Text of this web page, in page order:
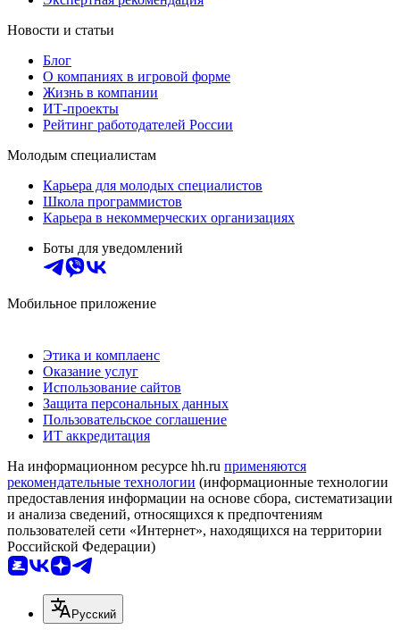
Новости и статьи
Блог
О компаниях в игровой форме
Жизнь в компании
ИТ-проекты
Рейтинг работодателей России
Молодым специалистам
Карьера для молодых специалистов
Школа программистов
Карьера в некоммерческих организациях
Боты для уведомлений
Мобильное приложение
Этика и комплаенс
Оказание услуг
Использование сайтов
Защита персональных данных
Пользовательское соглашение
ИТ аккредитация
На информационном ресурсе hh.ru применяются
рекомендательные технологии (информационные технологии
предоставления информации на основе сбора, систематизации
и анализа сведений, относящихся к предпочтениям
пользователей сети «Интернет», находящихся на территории
Российской Федерации)
Русский